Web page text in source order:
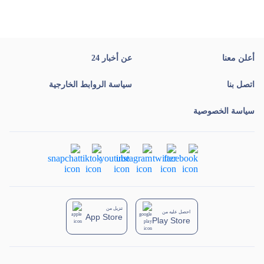
أعلن معنا عن أخبار 24
اتصل بنا سياسة الروابط الخارجية
سياسة الخصوصية
تنزيل من
App Store
احصل عليه من
Play Store